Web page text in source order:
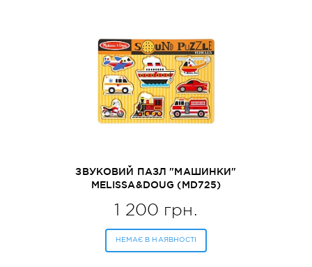
ЗВУКОВИЙ ПАЗЛ "МАШИНКИ"
MELISSA&DOUG (MD725)
1 200 грн.
НЕМАЄ В НАЯВНОСТІ